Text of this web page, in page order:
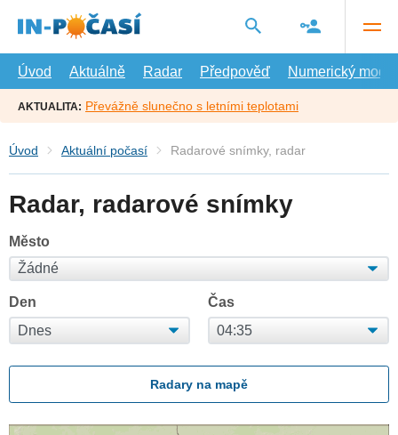
hlavní
Úvod
Aktuálně Radar Předpověď Numerický model
AKTUALITA: Převážně slunečno s letními teplotami
Úvod Aktuální počasí Radarové snímky, radar
Radar, radarové snímky
Město
Den Čas
Radary na mapě